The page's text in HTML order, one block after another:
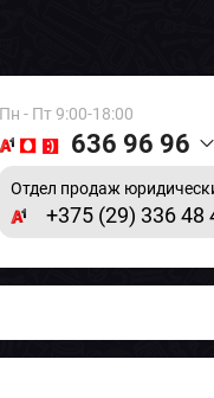
Пн - Пт 9:00-18:00
636 96 96
Отдел продаж
+375 (29) 336 48